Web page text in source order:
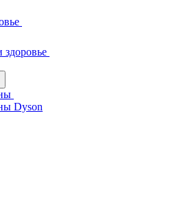
здоровье
Dyson